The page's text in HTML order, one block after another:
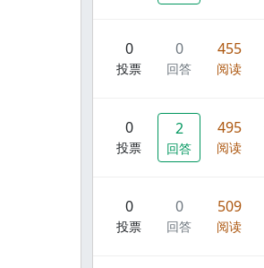
0
投票
0
回答
455
阅读
0
投票
2
回答
495
阅读
0
投票
0
回答
509
阅读